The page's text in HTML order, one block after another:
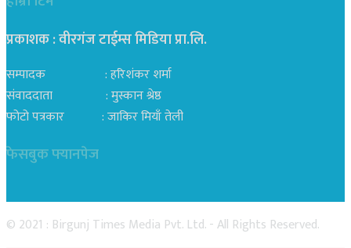
प्रकाशक : वीरगंज टाईम्स मिडिया प्रा‍.लि.
सम्पादक : हरिशंकर शर्मा
संवाददाता : मुस्कान श्रेष्ठ
फोटो पत्रकार : जाकिर मियाँ तेली
फेसबुक फ्यानपेज
© 2021 : Birgunj Times Media Pvt. Ltd. - All Rights Reserved.